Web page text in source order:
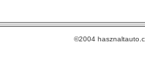
©2004